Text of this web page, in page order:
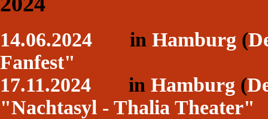
14.06.2024 in Hamburg (
Fanfest"
17.11.2024 in Hamburg (
"Nachtasyl - Thalia Theater"